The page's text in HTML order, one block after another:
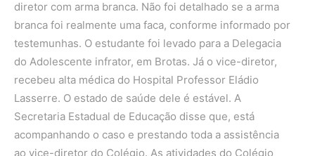
diretor com arma branca. Não foi detalhado se a arma
branca foi realmente uma faca, conforme informado por
testemunhas. O estudante foi levado para a Delegacia
do Adolescente infrator, em Brotas. Já o vice-diretor,
recebeu alta médica do Hospital Professor Eládio
Lasserre. O estado de saúde dele é estável. A
Secretaria Estadual de Educação disse que, está
acompanhando o caso e prestando toda a assistência
ao vice-diretor do Colégio. As atividades do Colégio